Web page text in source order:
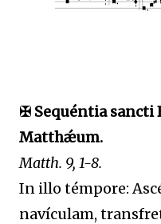
✠ Sequéntia sancti
Matthǽum.
Matth. 9, 1-8.
In illo témpore:
navículam,